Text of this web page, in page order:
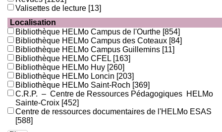
Valisettes de lecture [13]
Localisation
Bibliothèque HELMo Campus de l'Ourthe [854]
Bibliothèque HELMo Campus des Coteaux [84]
Bibliothèque HELMo Campus Guillemins [11]
Bibliothèque HELMo CFEL [163]
Bibliothèque HELMo Huy [260]
Bibliothèque HELMo Loncin [203]
Bibliothèque HELMo Saint-Roch [369]
C.R.P. – Centre de Ressources Pédagogiques HELMo
Sainte-Croix [452]
Centre de ressources documentaires de l'HELMo ESAS
[588]